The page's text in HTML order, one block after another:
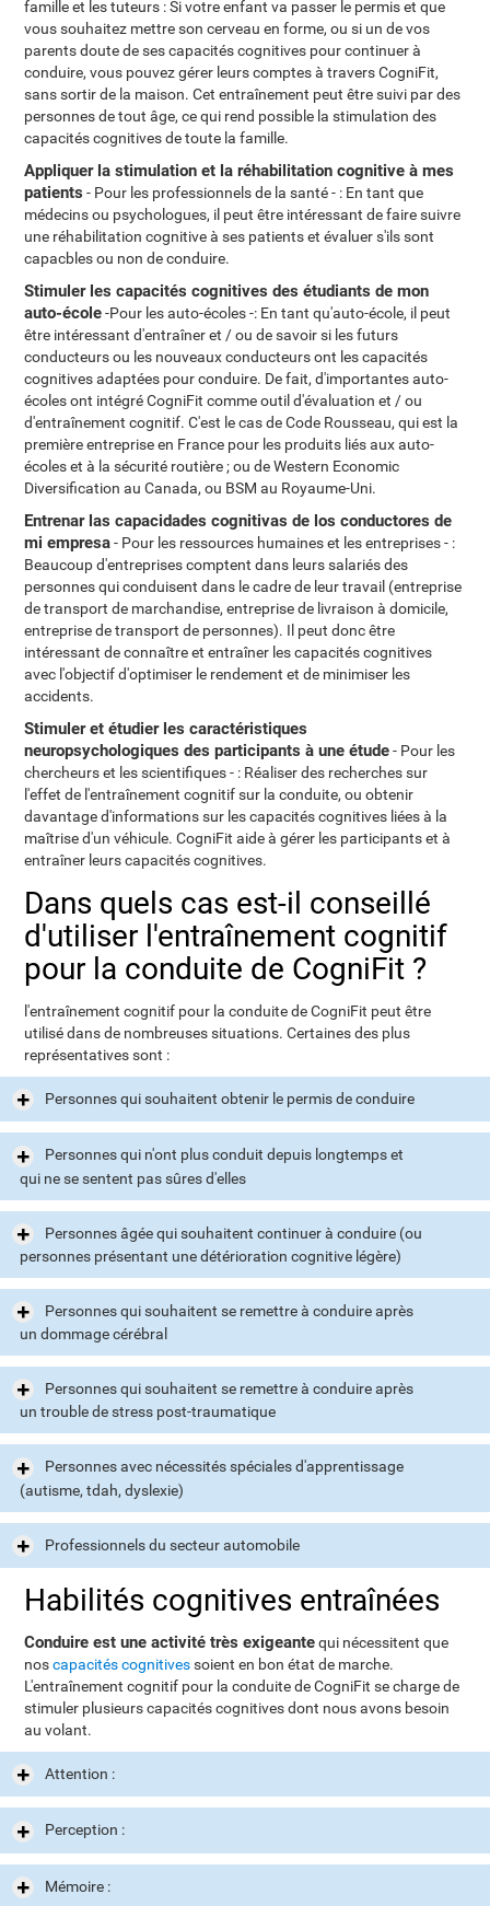
famille et les tuteurs : Si votre enfant va passer le permis et que
vous souhaitez mettre son cerveau en forme, ou si un de vos
parents doute de ses capacités cognitives pour continuer à
conduire, vous pouvez gérer leurs comptes à travers CogniFit,
sans sortir de la maison. Cet entraînement peut être suivi par des
personnes de tout âge, ce qui rend possible la stimulation des
capacités cognitives de toute la famille.
Appliquer la stimulation et la réhabilitation cognitive à mes
patients - Pour les professionnels de la santé - : En tant que
médecins ou psychologues, il peut être intéressant de faire suivre
une réhabilitation cognitive à ses patients et évaluer s'ils sont
capacbles ou non de conduire.
Stimuler les capacités cognitives des étudiants de mon
auto-école-Pour les auto-écoles -: En tant qu'auto-école, il peut
être intéressant d'entraîner et / ou de savoir si les futurs
conducteurs ou les nouveaux conducteurs ont les capacités
cognitives adaptées pour conduire. De fait, d'importantes auto-
écoles ont intégré CogniFit comme outil d'évaluation et / ou
d'entraînement cognitif. C'est le cas de Code Rousseau, qui est la
première entreprise en France pour les produits liés aux auto-
écoles et à la sécurité routière ; ou de Western Economic
Diversification au Canada, ou BSM au Royaume-Uni.
Entrenar las capacidades cognitivas de los conductores de
mi empresa- Pour les ressources humaines et les entreprises - :
Beaucoup d'entreprises comptent dans leurs salariés des
personnes qui conduisent dans le cadre de leur travail (entreprise
de transport de marchandise, entreprise de livraison à domicile,
entreprise de transport de personnes). Il peut donc être
intéressant de connaître et entraîner les capacités cognitives
avec l'objectif d'optimiser le rendement et de minimiser les
accidents.
Stimuler et étudier les caractéristiques
neuropsychologiques des participants à une étude- Pour les
chercheurs et les scientifiques - : Réaliser des recherches sur
l'effet de l'entraînement cognitif sur la conduite, ou obtenir
davantage d'informations sur les capacités cognitives liées à la
maîtrise d'un véhicule. CogniFit aide à gérer les participants et à
entraîner leurs capacités cognitives.
Dans quels cas est-il conseillé
d'utiliser l'entraînement cognitif
pour la conduite de CogniFit ?
l'entraînement cognitif pour la conduite de CogniFit peut être
utilisé dans de nombreuses situations. Certaines des plus
représentatives sont :
Personnes qui souhaitent obtenir le permis de conduire
Personnes qui n'ont plus conduit depuis longtemps et
qui ne se sentent pas sûres d'elles
Personnes âgée qui souhaitent continuer à conduire (ou
personnes présentant une détérioration cognitive légère)
Personnes qui souhaitent se remettre à conduire après
un dommage cérébral
Personnes qui souhaitent se remettre à conduire après
un trouble de stress post-traumatique
Personnes avec nécessités spéciales d'apprentissage
(autisme, tdah, dyslexie)
Professionnels du secteur automobile
Habilités cognitives entraînées
Conduire est une activité très exigeantequi nécessitent que
noscapacités cognitivessoient en bon état de marche.
L'entraînement cognitif pour la conduite de CogniFit se charge de
stimuler plusieurs capacités cognitives dont nous avons besoin
au volant.
Attention :
Perception :
Mémoire :